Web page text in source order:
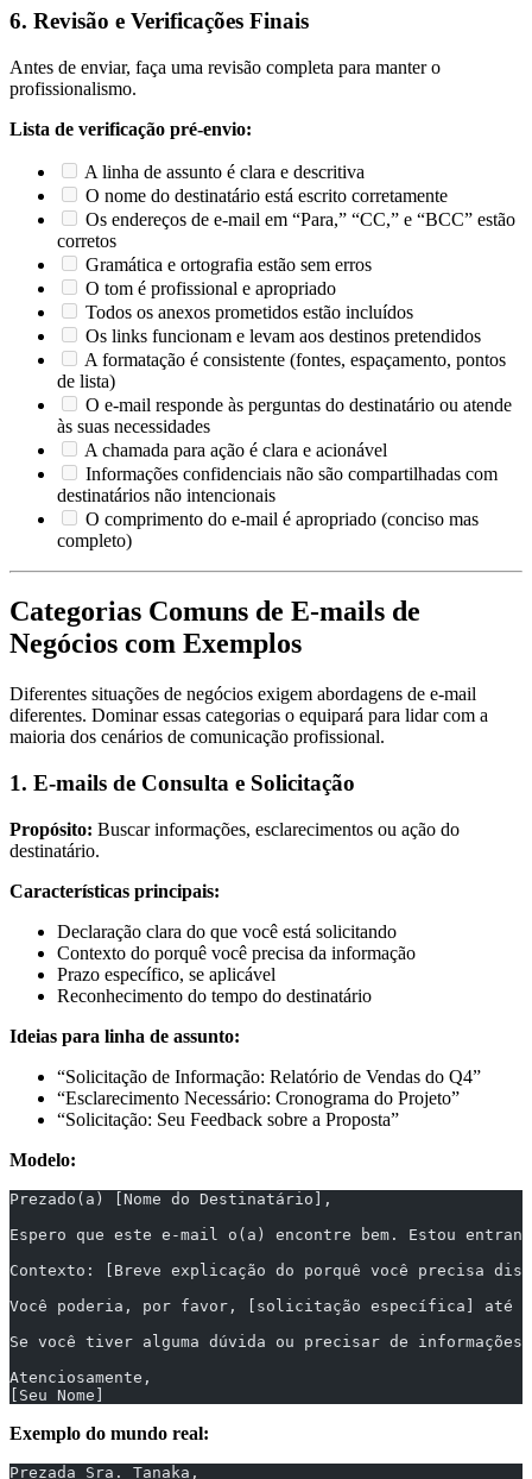
6. Revisão e Verificações Finais
Antes de enviar, faça uma revisão completa para manter o
profissionalismo.
Lista de verificação pré-envio:
A linha de assunto é clara e descritiva
O nome do destinatário está escrito corretamente
Os endereços de e-mail em “Para,” “CC,” e “BCC” estão
corretos
Gramática e ortografia estão sem erros
O tom é profissional e apropriado
Todos os anexos prometidos estão incluídos
Os links funcionam e levam aos destinos pretendidos
A formatação é consistente (fontes, espaçamento, pontos
de lista)
O e-mail responde às perguntas do destinatário ou atende
às suas necessidades
A chamada para ação é clara e acionável
Informações confidenciais não são compartilhadas com
destinatários não intencionais
O comprimento do e-mail é apropriado (conciso mas
completo)
Categorias Comuns de E-mails de
Negócios com Exemplos
Diferentes situações de negócios exigem abordagens de e-mail
diferentes. Dominar essas categorias o equipará para lidar com a
maioria dos cenários de comunicação profissional.
1. E-mails de Consulta e Solicitação
Propósito: Buscar informações, esclarecimentos ou ação do
destinatário.
Características principais:
Declaração clara do que você está solicitando
Contexto do porquê você precisa da informação
Prazo específico, se aplicável
Reconhecimento do tempo do destinatário
Ideias para linha de assunto:
“Solicitação de Informação: Relatório de Vendas do Q4”
“Esclarecimento Necessário: Cronograma do Projeto”
“Solicitação: Seu Feedback sobre a Proposta”
Modelo:
Prezado(a) [Nome do Destinatário],
Espero que este e-mail o(a) encontre bem. Estou
Contexto: [Breve explicação do porquê você precisa
Você poderia, por favor, [solicitação específica] até
Se você tiver alguma dúvida ou precisar de
Atenciosamente,
[Seu Nome]
Exemplo do mundo real:
Prezada Sra. Tanaka,